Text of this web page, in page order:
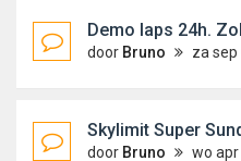
Demo laps 24h.
door Bruno za sep 07, 2013
Skylimit Super
door Bruno wo apr 10, 2013 1:10 am